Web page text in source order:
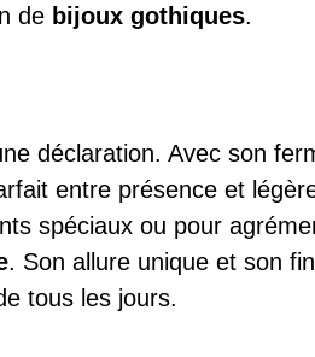
de bijoux gothiques.
déclaration. Avec son
entre présence et
spéciaux ou pour
. Son allure unique et son
tous les jours.